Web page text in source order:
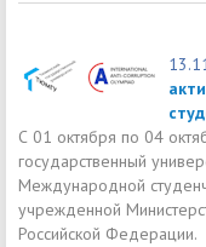
С 01 октября по 04
государственный
Международной
учрежденной
Российской Федерации.